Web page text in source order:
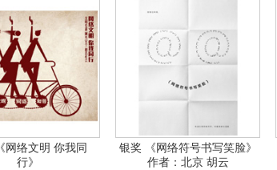
网络文明 你我同
行》
银奖 《网络符号书写笑脸》
作者：北京 胡云